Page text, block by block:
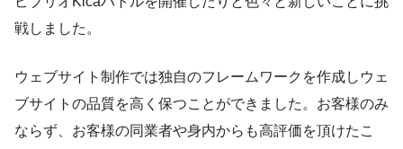
戦しました。
ウェブサイト制作では独自のフレームワークを作成しウェ
ブサイトの品質を高く保つことができました。お客様のみ
ならず、お客様の同業者や身内からも高評価を頂けたこ